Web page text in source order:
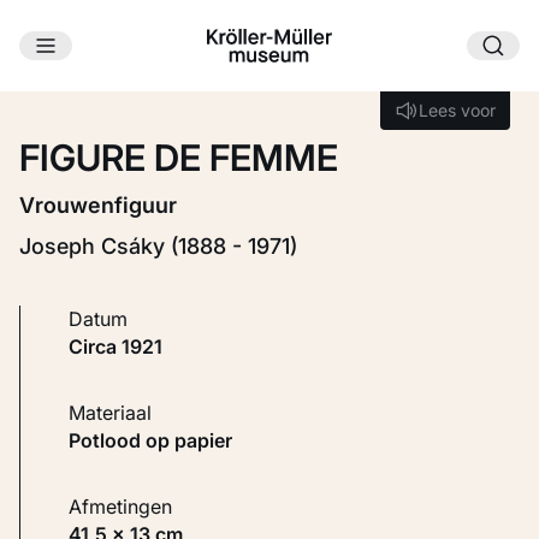
Ga naar hoofdinhoud
Lees voor
Lees voor
FIGURE DE FEMME
Vrouwenfiguur
Joseph Csáky (1888 - 1971)
Datum
circa 1921
Materiaal
Potlood op papier
Afmetingen